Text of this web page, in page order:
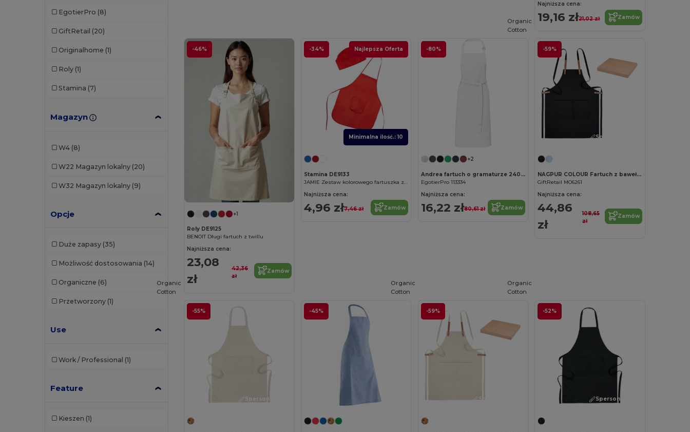
EgotierPro (8)
GiftRetail (20)
Originalhome (1)
Roly (1)
Stamina (7)
Magazyn
W4 (8)
W22 Magazyn lokalny (20)
W32 Magazyn lokalny (9)
Opcje
Duże zapasy (35)
Możliwość dostosowania (14)
Organiczne (6)
Przetworzony (1)
Use
Work / Professional (1)
Feature
Kieszen (1)
Najniższa cena:
19,16 zł21,02 zł Zamów
-46%
+1
Roly DE9125
BENOIT Długi fartuch z twillu
Najniższa cena:
23,08
zł
42,36
zł
Zamów
-34% Najlepsza Oferta
Minimalna ilość.: 10
Stamina DE9133
JAMIE Zestaw kolorowego fartuszka z włókniny i czapeczki dla dzieci
Najniższa cena:
4,96 zł7,46 zł Zamów
-80%
+2
Andrea fartuch o gramaturze 240 g/m² z regulowanym paskiem na szyję
EgotierPro 113334
Najniższa cena:
16,22 zł80,61 zł Zamów
-59%
Organic
Cotton
Spersonalizuj!
NAGPUR COLOUR Fartuch z bawełny 340 gr/m²
GiftRetail MO6261
Najniższa cena:
44,86
zł
108,65
zł
Zamów
-55%
Organic
Cotton
Spersonalizuj!
-45% -59%
Organic
Cotton
Spersonalizuj!
-52%
Organic
Cotton
Spersonalizuj!